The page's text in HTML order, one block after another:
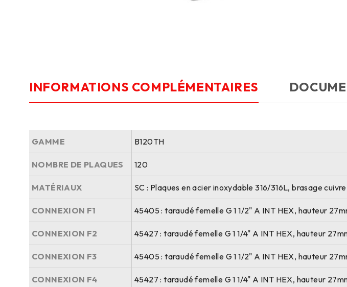
INFORMATIONS COMPLÉMENTAIRES
GAMME B120TH
NOMBRE DE PLAQUES 120
MATÉRIAUX SC : Plaques en acier inoxydable 316/316L, brasage cuivre
CONNEXION F1 45405 : taraudé femelle G 1 1/2" A INT HEX, hauteur
CONNEXION F2 45427 : taraudé femelle G 1 1/4" A INT HEX, hauteur
CONNEXION F3 45405 : taraudé femelle G 1 1/2" A INT HEX, hauteur
CONNEXION F4 45427 : taraudé femelle G 1 1/4" A INT HEX, hauteur